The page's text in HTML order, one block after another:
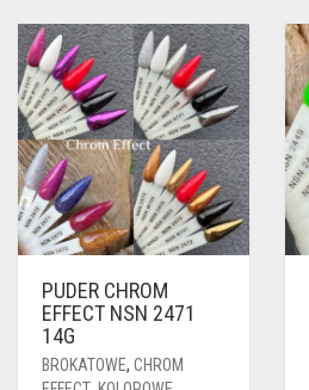
PUDER CHROM
EFFECT NSN 2471
14G
BROKATOWE, CHROM